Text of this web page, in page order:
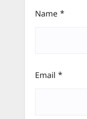
Name *
Email *